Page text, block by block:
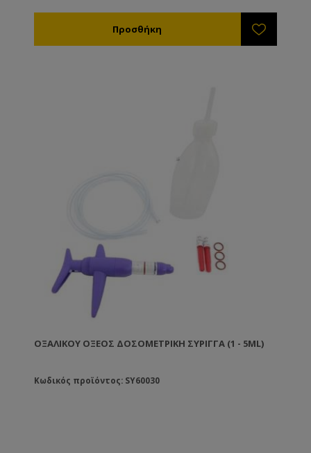
ΟΞΑΛΙΚΟΎ ΟΞΈΟΣ ΔΟΣΟΜΕΤΡΙΚΗ ΣΥΡΙΓΓΑ (1 - 5ML)
Κωδικός προϊόντος: SY60030